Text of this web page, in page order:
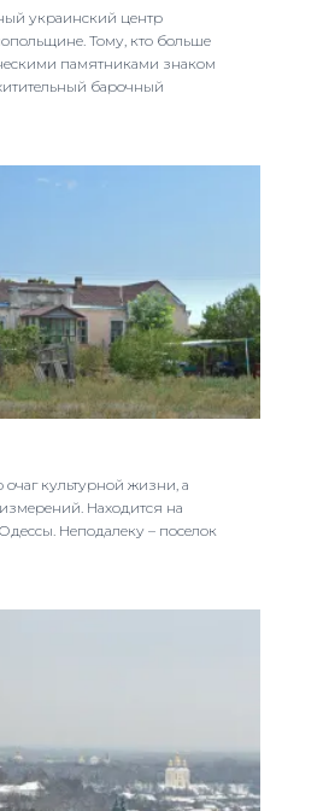
украинский центр
Тому, кто больше
памятниками знаком
барочный
очаг культурной жизни, а
Находится на
Неподалеку – поселок